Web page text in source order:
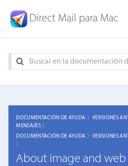
Direct Mail para Mac
DOCUMENTACIÓN DE AYUDA 〉VERSIONES
MENSAJES 〉
DOCUMENTACIÓN DE AYUDA 〉VERSIONES
〉
About image and